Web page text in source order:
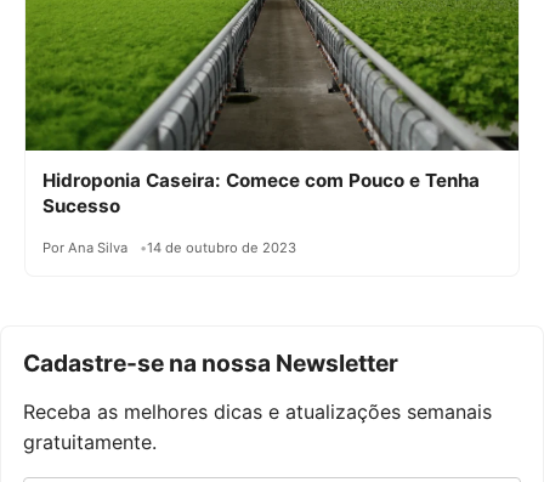
Hidroponia Caseira: Comece com Pouco e Tenha
Sucesso
Por Ana Silva 14 de outubro de 2023
Cadastre-se na nossa Newsletter
Receba as melhores dicas e atualizações semanais
gratuitamente.